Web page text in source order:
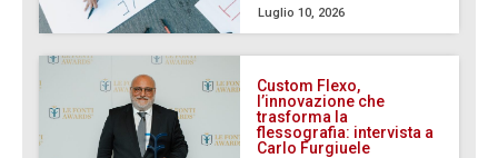
Luglio 10, 2026
Custom Flexo,
l’innovazione che
trasforma la
flessografia: intervista a
Carlo Furgiuele